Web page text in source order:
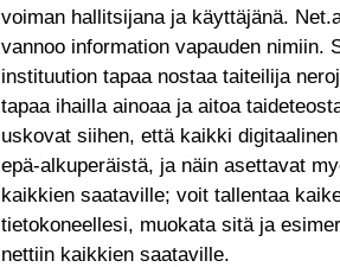
voiman hallitsijana ja käyttäjänä.
vannoo information vapauden nimiin.
instituution tapaa nostaa taiteilija
tapaa ihailla ainoaa ja aitoa
uskovat siihen, että kaikki
epä-alkuperäistä, ja näin asettavat
kaikkien saataville; voit tallentaa
tietokoneellesi, muokata sitä ja
nettiin kaikkien saataville.